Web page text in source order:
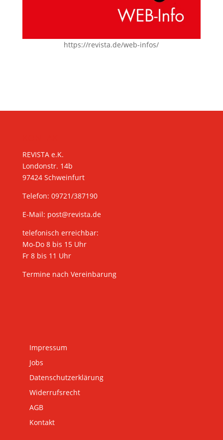
https://revista.de/web-infos/
REVISTA e.K.
Londonstr. 14b
97424 Schweinfurt
Telefon: 09721/387190
E-Mail: post@revista.de
telefonisch erreichbar:
Mo-Do 8 bis 15 Uhr
Fr 8 bis 11 Uhr
Termine nach Vereinbarung
Impressum
Jobs
Datenschutzerklärung
Widerrufsrecht
AGB
Kontakt